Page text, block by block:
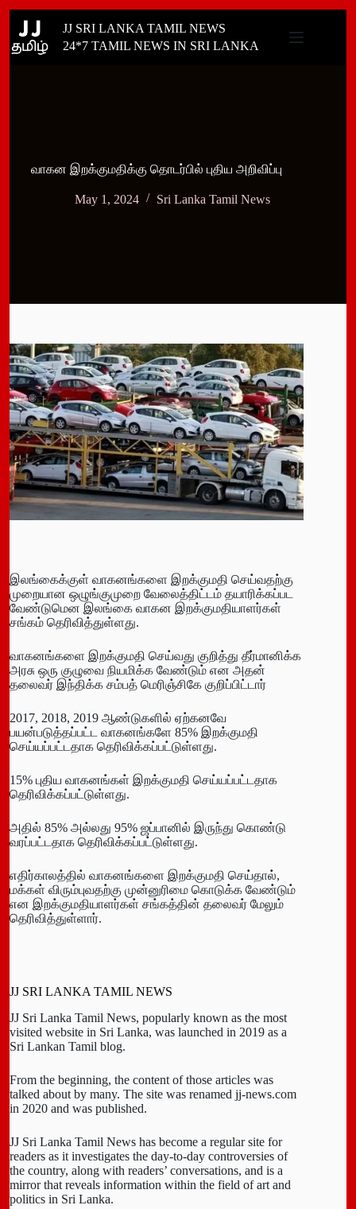
content
JJ SRI LANKA TAMIL NEWS
24*7 TAMIL NEWS IN SRI LANKA
வாகன இறக்குமதிக்கு தொடர்பில் புதிய அறிவிப்பு
May 1, 2024 Sri Lanka Tamil News
இலங்கைக்குள் வாகனங்களை இறக்குமதி செய்வதற்கு
முறையான ஒழுங்குமுறை வேலைத்திட்டம் தயாரிக்கப்பட
வேண்டுமென இலங்கை வாகன இறக்குமதியாளர்கள்
சங்கம் தெரிவித்துள்ளது.
வாகனங்களை இறக்குமதி செய்வது குறித்து தீர்மானிக்க
அரசு ஒரு குழுவை நியமிக்க வேண்டும் என அதன்
தலைவர் இந்திக்க சம்பத் மெரிஞ்சிகே குறிப்பிட்டார்
2017, 2018, 2019 ஆண்டுகளில் ஏற்கனவே
பயன்படுத்தப்பட்ட வாகனங்களே 85% இறக்குமதி
செய்யப்பட்டதாக தெரிவிக்கப்பட்டுள்ளது.
15% புதிய வாகனங்கள் இறக்குமதி செய்யப்பட்டதாக
தெரிவிக்கப்பட்டுள்ளது.
அதில் 85% அல்லது 95% ஜப்பானில் இருந்து கொண்டு
வரப்பட்டதாக தெரிவிக்கப்பட்டுள்ளது.
எதிர்காலத்தில் வாகனங்களை இறக்குமதி செய்தால்,
மக்கள் விரும்புவதற்கு முன்னுரிமை கொடுக்க வேண்டும்
என இறக்குமதியாளர்கள் சங்கத்தின் தலைவர் மேலும்
தெரிவித்துள்ளார்.
JJ SRI LANKA TAMIL NEWS
JJ Sri Lanka Tamil News, popularly known as the most
visited website in Sri Lanka, was launched in 2019 as a
Sri Lankan Tamil blog.
From the beginning, the content of those articles was
talked about by many. The site was renamed jj-news.com
in 2020 and was published.
JJ Sri Lanka Tamil News has become a regular site for
readers as it investigates the day-to-day controversies of
the country, along with readers’ conversations, and is a
mirror that reveals information within the field of art and
politics in Sri Lanka.